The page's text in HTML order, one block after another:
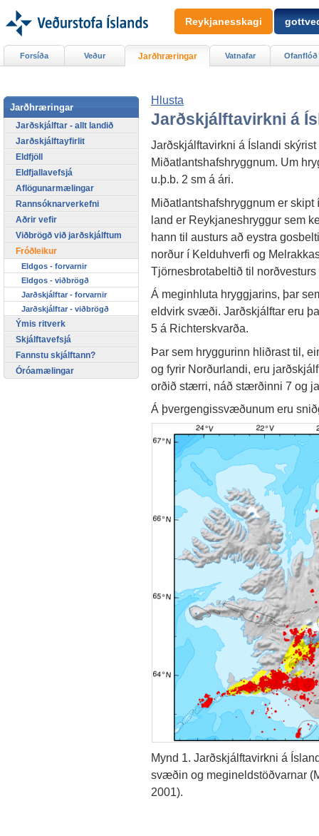
Hlusta
Jarðskjálftavirkni á
Jarðskjálftavirkni á Íslandi
Miðatlantshafshryggnum. Um
u.þ.b. 2 sm á ári.
Miðatlantshafshryggnum er
land er Reykjaneshryggur sem
hann til austurs að eystra
norður í Kelduhverfi og
Tjörnesbrotabeltið til
Á meginhluta hryggjarins, þar
eldvirk svæði. Jarðskjálftar eru
5 á Richterskvarða.
Þar sem hryggurinn hliðrast til,
og fyrir Norðurlandi, eru
orðið stærri, náð stærðinni 7 og
Á þvergengissvæðunum eru
Mynd 1. Jarðskjálftavirkni á
svæðin og megineldstöðvarnar
2001).
Forsíða Veður Jarðhræringar Vatnafar Ofanflóð
Jarðhræringar
Jarðskjálftar - allt landið
Jarðskjálftayfirlit
Eldfjöll
Eldfjallavefsjá
Aflögunarmælingar
Rannsóknarverkefni
Aðrir vefir
Viðbrögð við jarðskjálftum
Fróðleikur
Eldgos - forvarnir
Eldgos - viðbrögð
Jarðskjálftar - forvarnir
Jarðskjálftar - viðbrögð
Ýmis ritverk
Skjálftavefsjá
Fannstu skjálftann?
Óróamælingar
Reykjanesskagi